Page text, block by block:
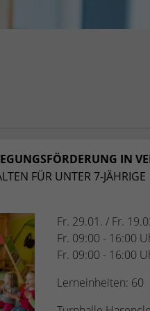
IN
FÜR UNTER 7-JÄHRIGE
Fr. 29.01. / Fr.
Fr. 09:00 - 16:00
Fr. 09:00 - 16:00
Lerneinheiten: 60